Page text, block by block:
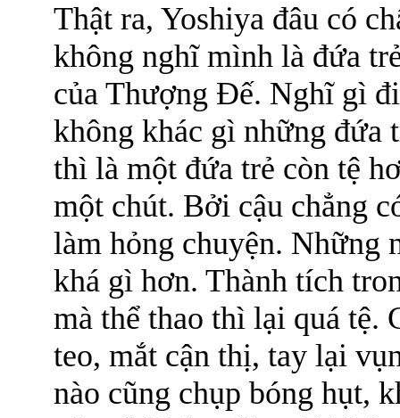
Thật ra, Yoshiya đâu có
không nghĩ mình là đứa
của Thượng Đế. Nghĩ gì
không khác gì những đứa
thì là một đứa trẻ còn tệ
một chút. Bởi cậu chẳng
làm hỏng chuyện. Những
khá gì hơn. Thành tích
mà thể thao thì lại quá tệ.
teo, mắt cận thị, tay lại
nào cũng chụp bóng hụt,